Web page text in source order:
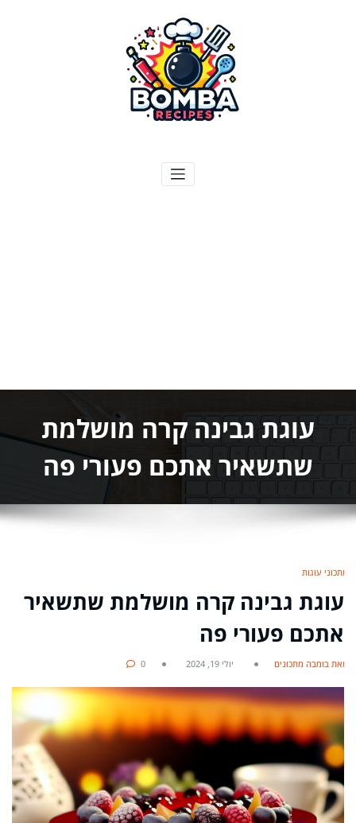
עוגת גבינה קרה מושלמת
שתשאיר אתכם פעורי פה
מתכוני עוגות
עוגת גבינה קרה מושלמת שתשאיר
אתכם פעורי פה
מאת בומבה מתכונים יולי 19, 2024 0